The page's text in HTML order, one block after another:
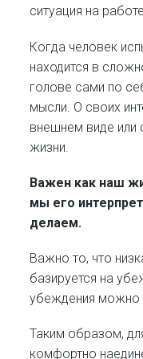
ситуация на
Когда человек
находится в
голове сами по
мысли. О своих
внешнем виде или
жизни.
Важен как наш
мы его
делаем.
Важно то, что
базируется на
убеждения можно
Таким образом,
комфортно